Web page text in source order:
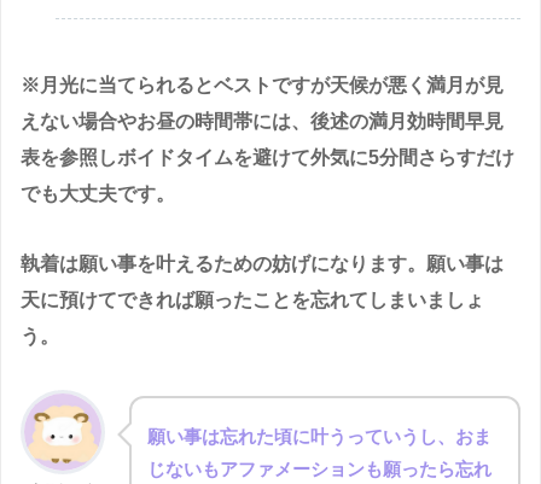
※月光に当てられるとベストですが天候が悪く満月が見
えない場合やお昼の時間帯には、後述の満月効時間早見
表を参照しボイドタイムを避けて外気に5分間さらすだけ
でも大丈夫です。
執着は願い事を叶えるための妨げになります。願い事は
天に預けてできれば願ったことを忘れてしまいましょ
う。
願い事は忘れた頃に叶うっていうし、おま
じないもアファメーションも願ったら忘れ